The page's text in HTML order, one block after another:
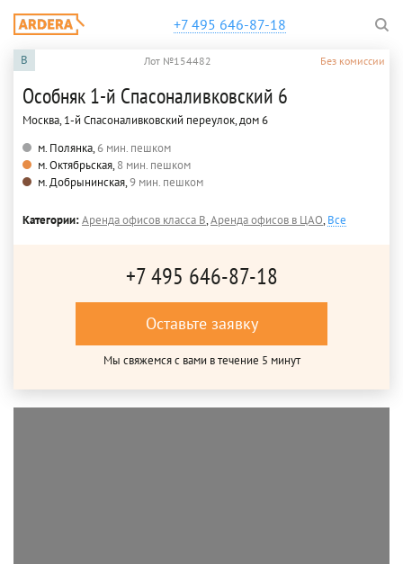
+7 495 646-87-18
B Лот №154482 Без комиссии
Особняк 1-й Спасоналивковский 6
Москва, 1-й Спасоналивковский переулок, дом 6
м. Полянка,6 мин. пешком
м. Октябрьская,8 мин. пешком
м. Добрынинская,9 мин. пешком
Категории:Аренда офисов класса B,Аренда офисов в ЦАО,Все
+7 495 646-87-18
Оставьте заявку
Мы свяжемся с вами в течение 5 минут